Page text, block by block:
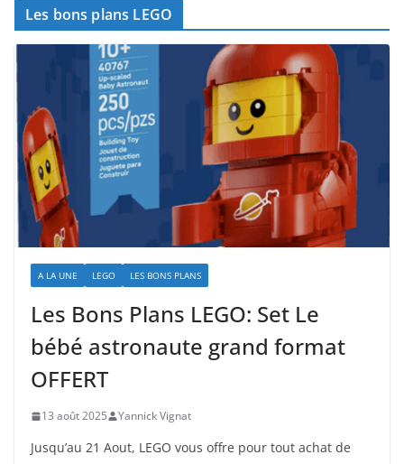
Les bons plans LEGO
A LA UNE LEGO LES BONS PLANS
Les Bons Plans LEGO: Set Le
bébé astronaute grand format
OFFERT
13 août 2025 Yannick Vignat
Jusqu’au 21 Aout, LEGO vous offre pour tout achat de